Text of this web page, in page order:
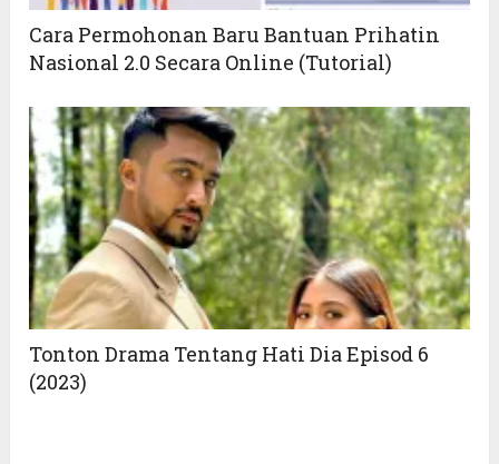
Cara Permohonan Baru Bantuan Prihatin
Nasional 2.0 Secara Online (Tutorial)
Tonton Drama Tentang Hati Dia Episod 6
(2023)